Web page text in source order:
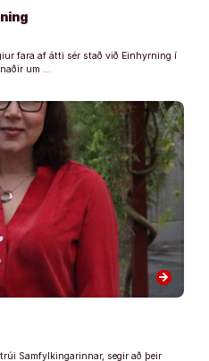
fara af átti sér stað við Einhyrning í
um …
arrow_forward
Samfylkingarinnar, segir að þeir